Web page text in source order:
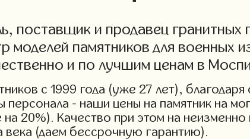
поставщик и продавец гранитных
памятников для военных
и по лучшим ценам в
с 1999 года (уже 27 лет), благодаря
персонала - наши цены на памятник на
20%). Качество при этом на
века (даем бессрочную гарантию).